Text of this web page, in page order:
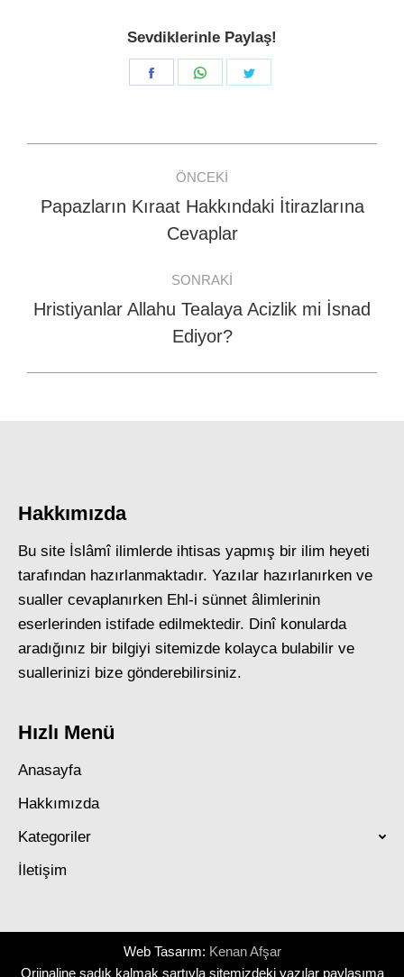
Sevdiklerinle Paylaş!
Share
Share
navigation
ÖNCEKI
Previous
post:
Papazların Kıraat Hakkındaki İtirazlarına
Cevaplar
SONRAKI
Next
post:
Hristiyanlar Allahu Tealaya Acizlik mi İsnad
Ediyor?
Hakkımızda
Bu site İslâmî ilimlerde ihtisas yapmış bir ilim heyeti
tarafından hazırlanmaktadır. Yazılar hazırlanırken ve
sualler cevaplanırken Ehl-i sünnet âlimlerinin
eserlerinden istifade edilmektedir. Dinî konularda
aradığınız bir bilgiyi sitemizde kolayca bulabilir ve
suallerinizi bize gönderebilirsiniz.
Hızlı Menü
Anasayfa
Hakkımızda
Kategoriler
İletişim
Web Tasarım: Kenan Afşar
Orjinaline sadık kalmak şartıyla sitemizdeki yazılar paylaşıma